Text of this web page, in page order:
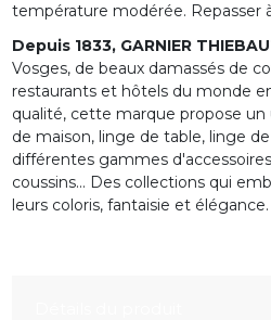
température modérée. Repasser
Depuis 1833, GARNIER
Vosges, de beaux damassés de
restaurants et hôtels du monde
qualité, cette marque propose
de maison, linge de table, linge
différentes gammes
coussins... Des collections qui
leurs coloris, fantaisie et élégance.